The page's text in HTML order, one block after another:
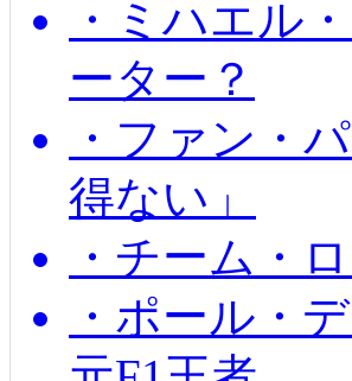
・ミハエル
ーター？
・ファン・
得ない」
・チーム・
・ポール・